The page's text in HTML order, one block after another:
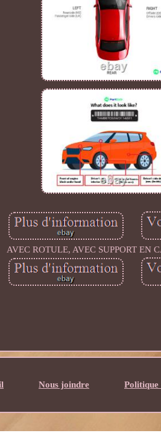
AVEC ROTULE, AVEC SUPPORT EN
Nous joindre Politique